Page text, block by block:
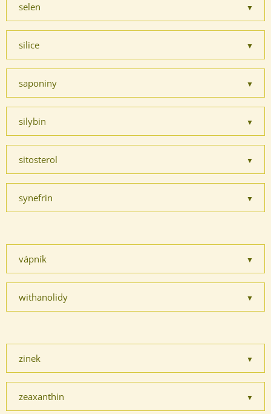
selen
silice
saponiny
silybin
sitosterol
synefrin
vápník
withanolidy
zinek
zeaxanthin